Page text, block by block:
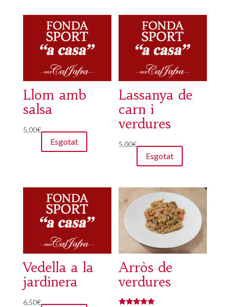
Llom amb
salsa
5,00€
Esgotat
Lassanya de
carn i
verdures
5,00€
Esgotat
Vedella a la
jardinera
6,50€
Arròs de
verdures